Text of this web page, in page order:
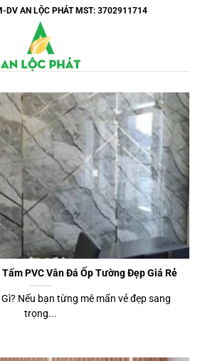
DV AN LỘC PHÁT MST: 3702911714
PVC Vân Đá Ốp Tường Đẹp Giá Rẻ
Nếu bạn từng mê mẩn vẻ đẹp sang
trọng...